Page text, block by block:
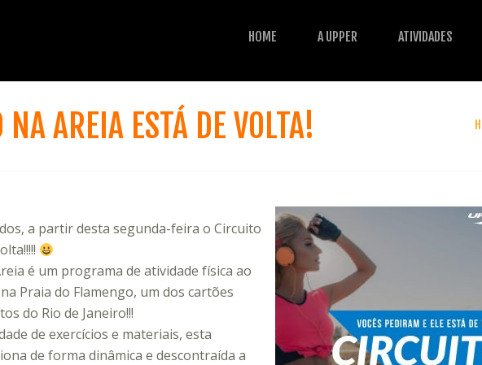
HOME A UPPER ATIVIDADES
NA AREIA ESTÁ DE VOLTA!
a partir desta segunda-feira o Circuito
é um programa de atividade física ao
Praia do Flamengo, um dos cartões
do Rio de Janeiro!!!
de exercícios e materiais, esta
de forma dinâmica e descontraída a